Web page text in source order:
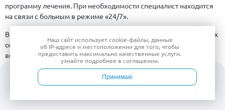
программу лечения. При необходимости специалист находится
на связи с больным в режиме «24/7».
В «Открытой клинике» возможно выполнение малоинвазивных
операций. Медицинский центр для этого оснащен
высококлассным оборудованием от мировых лидеров
производства медтехники.
Наш сайт используетcookie-файлы, данные
об IP-адресе и местоположении для того, чтобы
предоставить максимально качественные услуги.
узнайте подробнее в соглашении.
Принимаю